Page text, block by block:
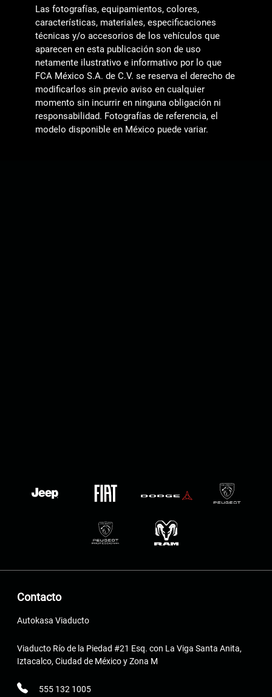
Las fotografías, equipamientos, colores,
características, materiales, especificaciones
técnicas y/o accesorios de los vehículos que
aparecen en esta publicación son de uso
netamente ilustrativo e informativo por lo que
FCA México S.A. de C.V. se reserva el derecho de
modificarlos sin previo aviso en cualquier
momento sin incurrir en ninguna obligación ni
responsabilidad. Fotografías de referencia, el
modelo disponible en México puede variar.
Contacto
Autokasa Viaducto
Viaducto Río de la Piedad #21 Esq. con La Viga Santa Anita,
Iztacalco, Ciudad de México y Zona M
555 132 1005